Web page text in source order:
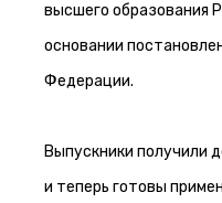
высшего образования
основании
Федерации.
Выпускники получили
и теперь готовы